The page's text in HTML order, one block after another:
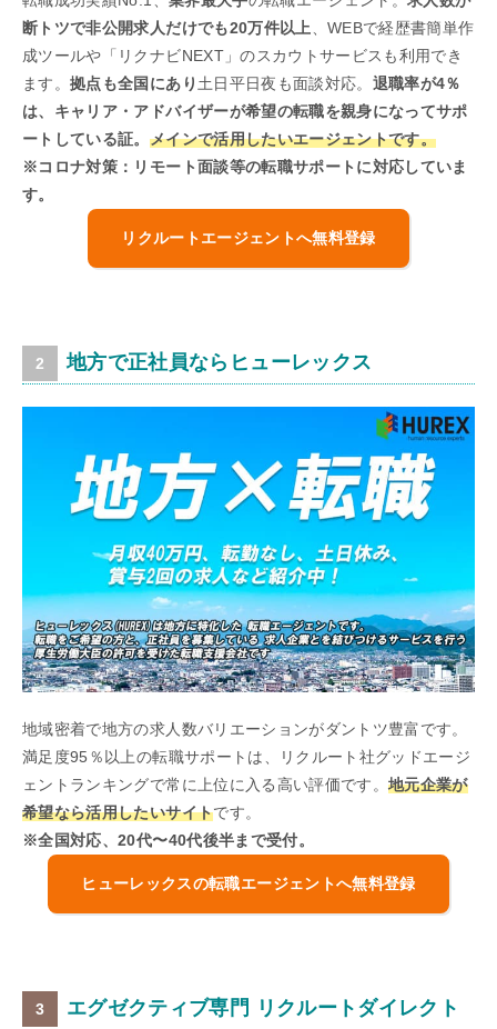
断トツで非公開求人だけでも20万件以上、WEBで経歴書簡単作
成ツールや「リクナビNEXT」のスカウトサービスも利用でき
ます。拠点も全国にあり土日平日夜も面談対応。 退職率が4％
は、キャリア・アドバイザーが希望の転職を親身になってサポ
ートしている証。 メインで活用したいエージェントです。
※コロナ対策：リモート面談等の転職サポートに対応していま
す。
リクルートエージェントへ無料登録
地方で正社員ならヒューレックス
地域密着で地方の求人数バリエーションがダントツ豊富です。
満足度95％以上の転職サポートは、リクルート社グッドエージ
ェントランキングで常に上位に入る高い評価です。地元企業が
希望なら活用したいサイトです。
※全国対応、20代〜40代後半まで受付。
ヒューレックスの転職エージェントへ無料登録
エグゼクティブ専門 リクルートダイレクト